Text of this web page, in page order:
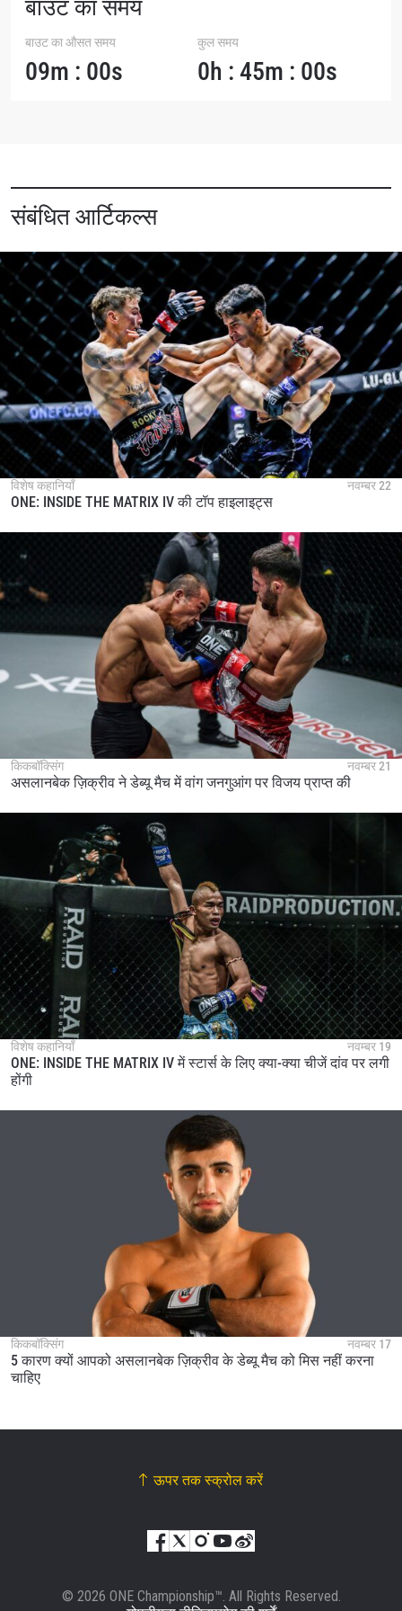
बाउट का समय
बाउट का औसत समय
09m : 00s
कुल समय
0h : 45m : 00s
संबंधित आर्टिकल्स
विशेष कहानियाँ नवम्बर 22
ONE: INSIDE THE MATRIX IV की टॉप हाइलाइट्स
किकबॉक्सिंग नवम्बर 21
असलानबेक ज़िक्रीव ने डेब्यू मैच में वांग जनगुआंग पर विजय प्राप्त की
विशेष कहानियाँ नवम्बर 19
ONE: INSIDE THE MATRIX IV में स्टार्स के लिए क्या-क्या चीजें दांव पर लगी
होंगी
किकबॉक्सिंग नवम्बर 17
5 कारण क्यों आपको असलानबेक ज़िक्रीव के डेब्यू मैच को मिस नहीं करना
चाहिए
ऊपर तक स्क्रोल करें
© 2026 ONE Championship™. All Rights Reserved.
these communications at any time.